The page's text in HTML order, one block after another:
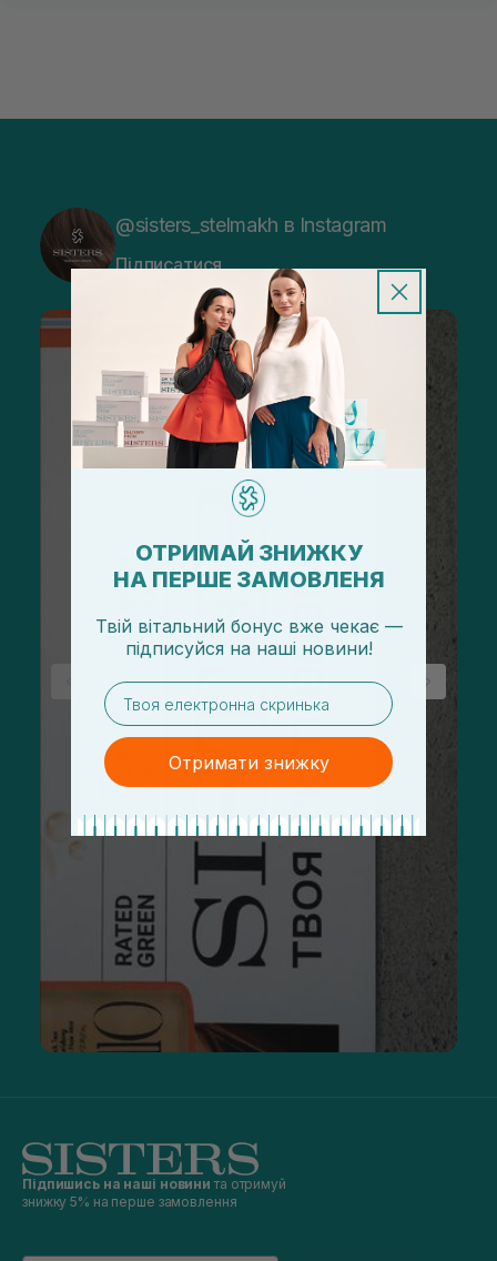
@sisters_stelmakh в Instagram
Підписатися
Підпишись на наші новини та отримуй
знижку 5% на перше замовлення
ОТРИМАЙ ЗНИЖКУ
НА ПЕРШЕ ЗАМОВЛЕНЯ
Твій вітальний бонус вже чекає —
підписуйся на наші новини!
email
Отримати знижку